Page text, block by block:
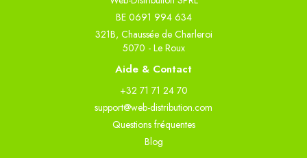
BE 0691 994 634
321B, Chaussée de Charleroi
5070 - Le Roux
Aide & Contact
+32 71 71 24 70
support@web-distribution.com
Questions fréquentes
Blog